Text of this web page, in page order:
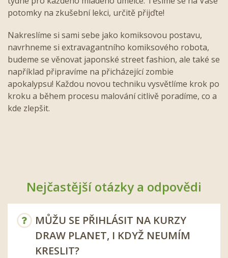
potomky na zkušební lekci, určitě přijďte!
Nakreslíme si sami sebe jako komiksovou postavu,
navrhneme si extravagantního komiksového robota,
budeme se věnovat japonské street fashion, ale také se
například připravíme na přicházející zombie
apokalypsu! Každou novou techniku vysvětlíme krok po
kroku a během procesu malování citlivě poradíme, co a
kde zlepšit.
Nejčastější otázky a odpovědi
MŮŽU SE PŘIHLÁSIT NA KURZY
DRAW PLANET, I KDYŽ NEUMÍM
KRESLIT?